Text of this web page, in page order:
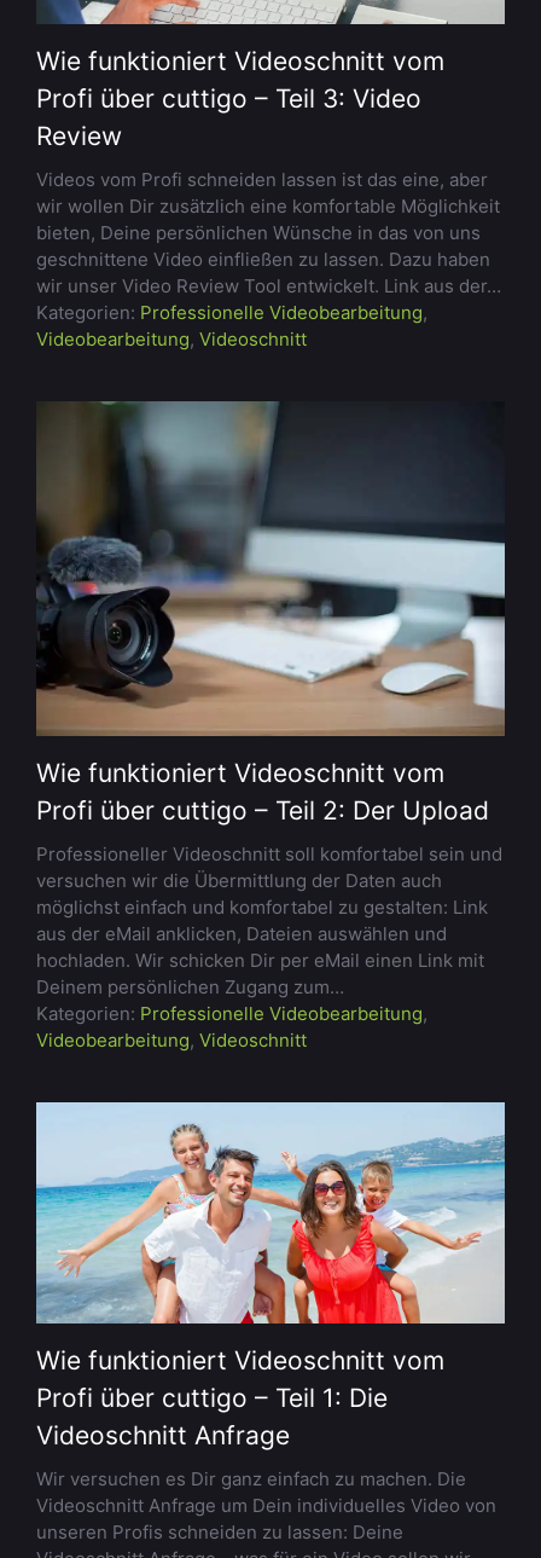
Wie funktioniert Videoschnitt vom
Profi über cuttigo – Teil 3: Video
Review
Videos vom Profi schneiden lassen ist das eine, aber
wir wollen Dir zusätzlich eine komfortable Möglichkeit
bieten, Deine persönlichen Wünsche in das von uns
geschnittene Video einfließen zu lassen. Dazu haben
wir unser Video Review Tool entwickelt. Link aus der…
Kategorien: Professionelle Videobearbeitung,
Videobearbeitung, Videoschnitt
Wie funktioniert Videoschnitt vom
Profi über cuttigo – Teil 2: Der Upload
Professioneller Videoschnitt soll komfortabel sein und
versuchen wir die Übermittlung der Daten auch
möglichst einfach und komfortabel zu gestalten: Link
aus der eMail anklicken, Dateien auswählen und
hochladen. Wir schicken Dir per eMail einen Link mit
Deinem persönlichen Zugang zum…
Kategorien: Professionelle Videobearbeitung,
Videobearbeitung, Videoschnitt
Wie funktioniert Videoschnitt vom
Profi über cuttigo – Teil 1: Die
Videoschnitt Anfrage
Wir versuchen es Dir ganz einfach zu machen. Die
Videoschnitt Anfrage um Dein individuelles Video von
unseren Profis schneiden zu lassen: Deine